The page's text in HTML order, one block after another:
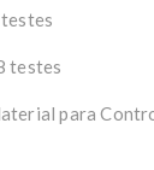
testes
para